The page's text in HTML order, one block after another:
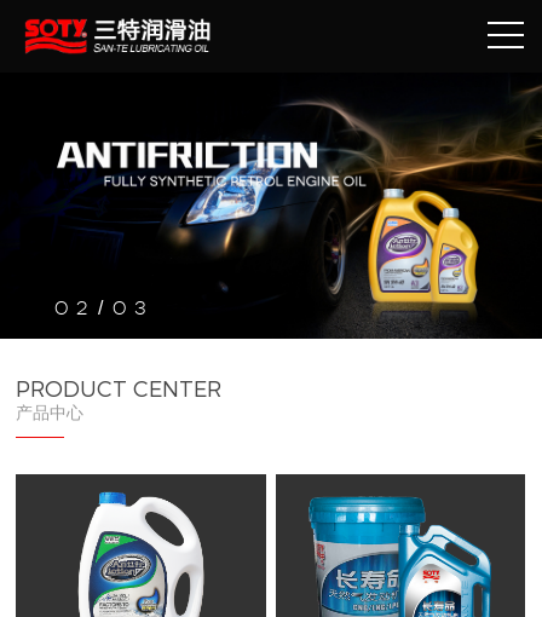
2 / 3
PRODUCT CENTER
产品中心